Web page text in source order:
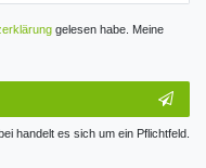
gelesen habe. Meine
handelt es sich um ein Pflichtfeld.